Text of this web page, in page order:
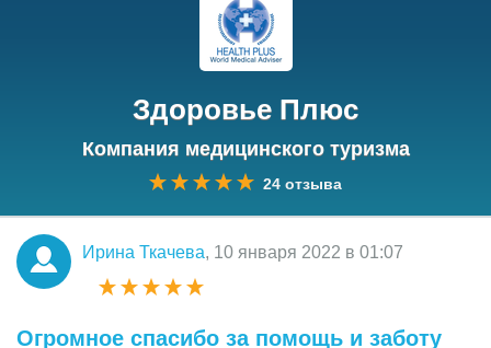
Здоровье Плюс
Компания медицинского туризма
24 отзыва
Ирина Ткачева, 10 января 2022 в 01:07
Огромное спасибо за помощь и заботу